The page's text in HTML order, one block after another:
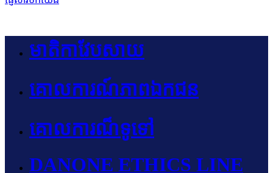
មាតិកាវែបសាយ
គោលការណ៍ភាពឯកជន
គោលការណ៏ទូទៅ
DANONE ETHICS LINE